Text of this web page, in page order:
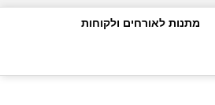
מתנות לאורחים ולקוחות